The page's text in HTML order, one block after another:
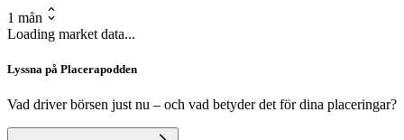
1 mån
Loading market data...
Lyssna på Placerapodden
Vad driver börsen just nu – och vad betyder det för dina placeringar?